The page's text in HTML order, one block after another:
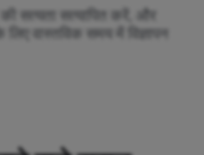
की सत्यता सत्यापित करें, और
वास्तविक समय में विज्ञापन